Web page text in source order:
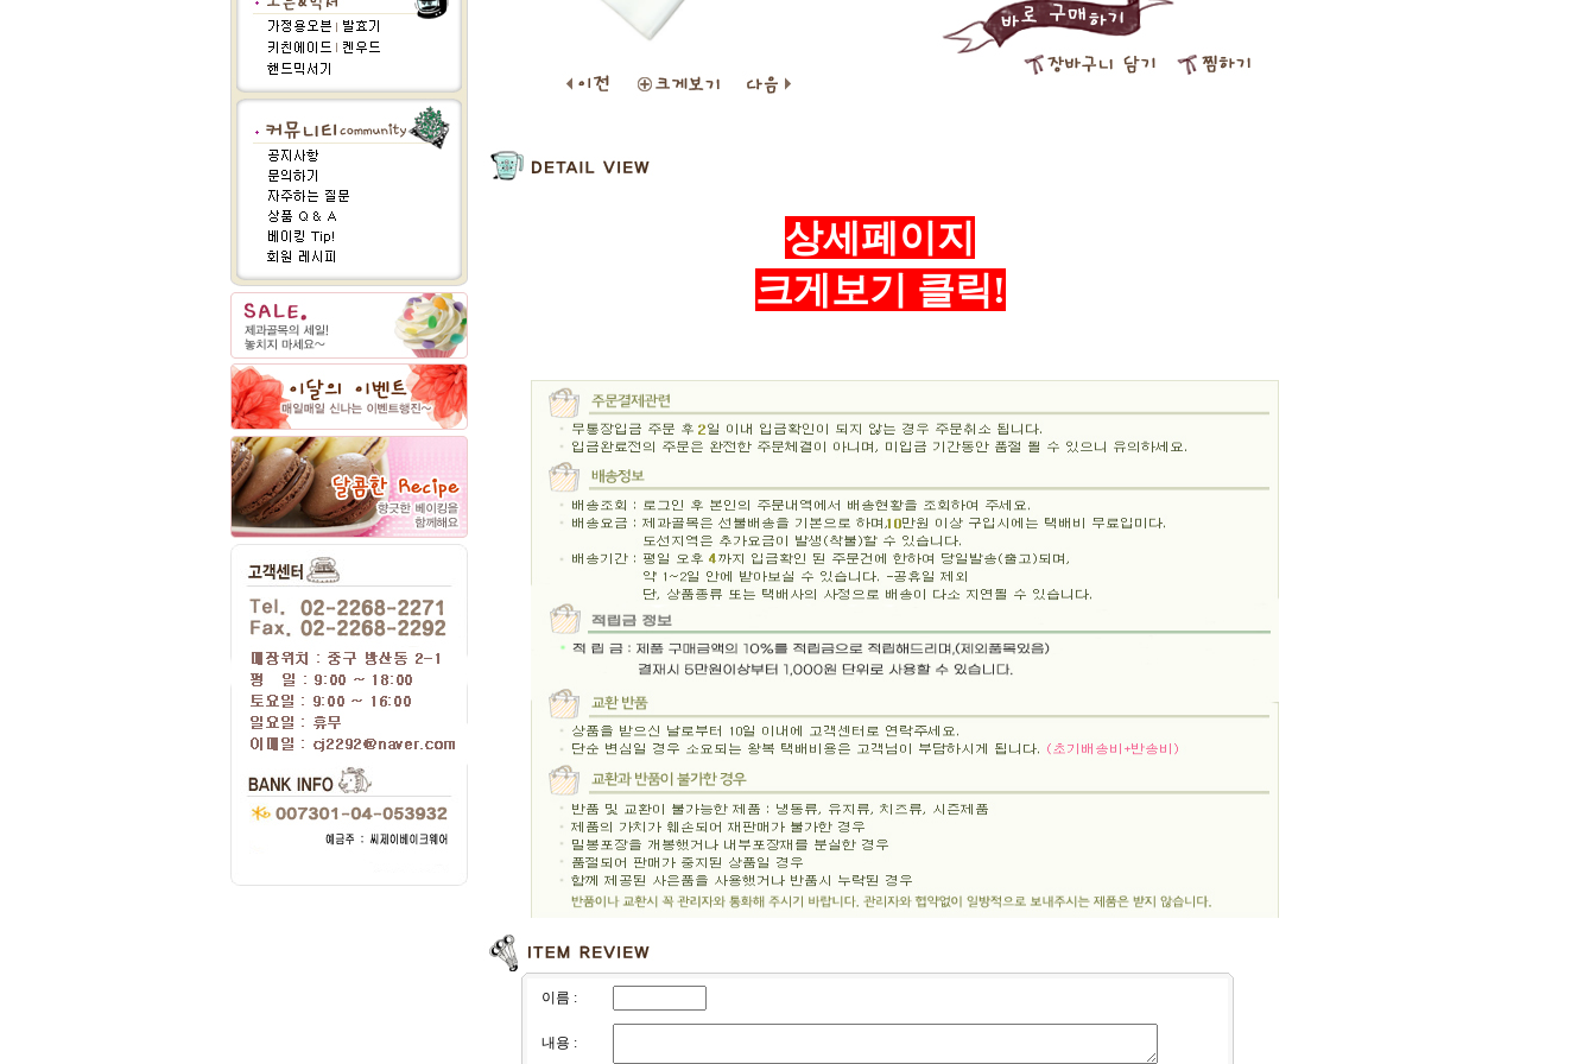
상세페이지
크게보기 클릭!
이름 :
내용 :